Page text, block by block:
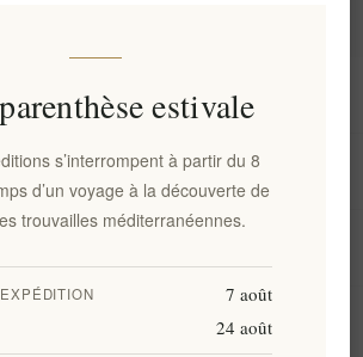
Information
Mon compte
estivale
s’interrompent à partir du 8
d’un voyage à la découverte de
trouvailles méditerranéennes.
7 août
24 août